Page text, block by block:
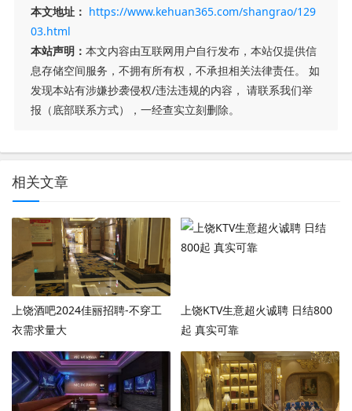
本文地址： https://www.kehuan365.com/shangrao/129
03.html
本站声明： 本文内容由互联网用户自行发布，本站仅提供信
息存储空间服务，不拥有所有权，不承担相关法律责任。 如
发现本站有涉嫌抄袭侵权/违法违规的内容， 请联系我们举
报（底部联系方式），一经查实立刻删除。
相关文章
上饶酒吧2024佳丽招聘-不穿工
衣需求量大
上饶KTV生意超火诚聘 日结800
起 真实可靠